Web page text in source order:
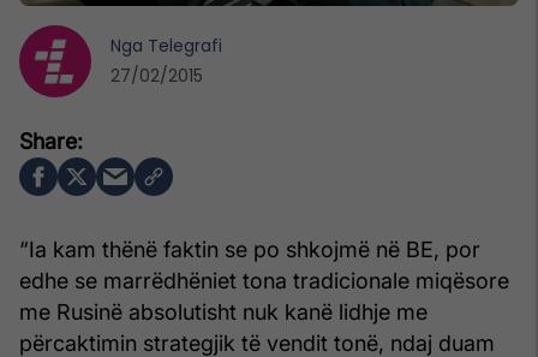
“Ia kam thënë faktin se po shkojmë në BE, por
edhe se marrëdhëniet tona tradicionale miqësore
me Rusinë absolutisht nuk kanë lidhje me
përcaktimin strategjik të vendit tonë, ndaj duam
Nga Telegrafi
27/02/2015